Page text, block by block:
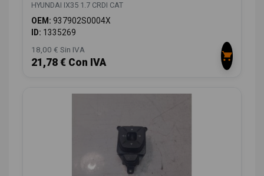
HYUNDAI IX35 1.7 CRDI CAT
OEM: 937902S0004X
ID: 1335269
18,00 € Sin IVA
21,78 € Con IVA